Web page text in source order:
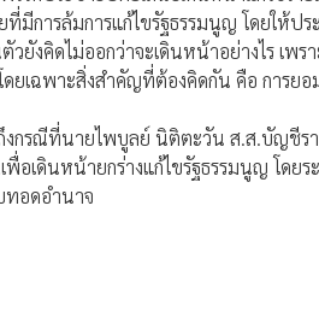
การล้มการแก้ไขรัฐธรรมนูญ โดยให้ปร
ยังคิดไม่ออกว่าจะเดินหน้าอย่างไร เพ
ยเฉพาะสิ่งสำคัญที่ต้องคิดกัน คือ การย
กรณีที่นายไพบูลย์ นิติตะวัน ส.ส.บัญชีรา
อเดินหน้ายกร่างแก้ไขรัฐธรรมนูญ โดย
ทอดอำนาจ